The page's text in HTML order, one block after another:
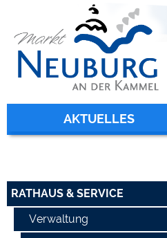
zur Navigation oder
AKTUELLES
RATHAUS & SERVICE
Verwaltung